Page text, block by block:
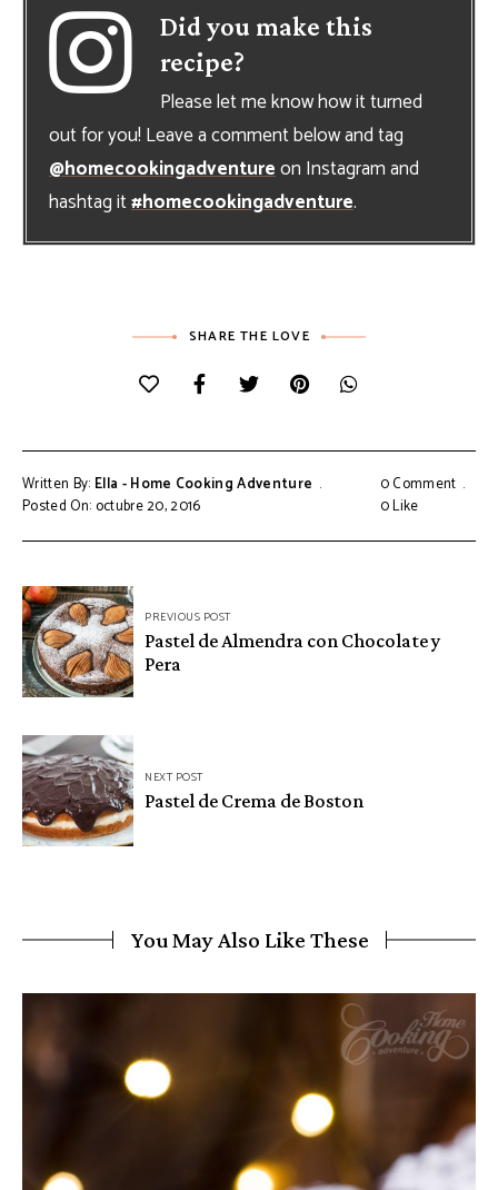
Did you make this
recipe?
Please let me know how it turned
out for you! Leave a comment below and tag
@homecookingadventureon Instagram and
hashtag it#homecookingadventure.
SHARE THE LOVE
Written By: Ella - Home Cooking Adventure
Posted On: octubre 20, 2016
0 Comment
0Like
Navegación
de
entradas
PREVIOUS POST
Pastel de Almendra con Chocolate y
Pera
NEXT POST
Pastel de Crema de Boston
You May Also Like These